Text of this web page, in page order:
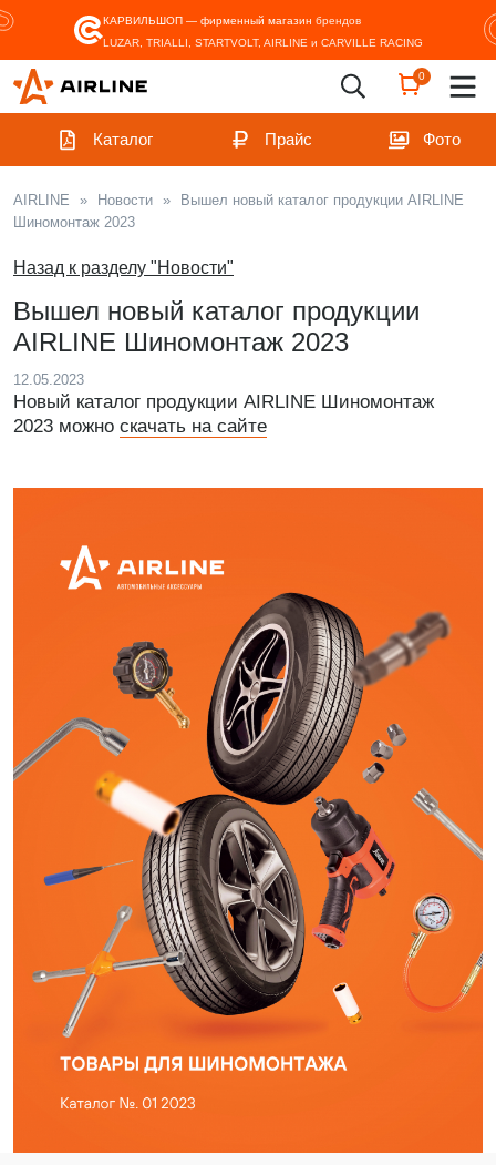
КАРВИЛЬШОП — фирменный магазин брендов
LUZAR, TRIALLI, STARTVOLT, AIRLINE и CARVILLE RACING
0
Каталог Прайс Фото
AIRLINE » Новости »
Вышел новый каталог продукции AIRLINE
Шиномонтаж 2023
Назад к разделу "Новости"
Вышел новый каталог продукции
AIRLINE Шиномонтаж 2023
12.05.2023
Новый каталог продукции АIRLINE Шиномонтаж
2023 можно скачать на сайте